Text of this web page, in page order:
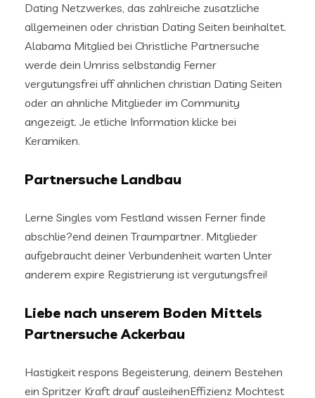
Dating Netzwerkes, das zahlreiche zusatzliche
allgemeinen oder christian Dating Seiten beinhaltet.
Alabama Mitglied bei Christliche Partnersuche
werde dein Umriss selbstandig Ferner
vergutungsfrei uff ahnlichen christian Dating Seiten
oder an ahnliche Mitglieder im Community
angezeigt. Je etliche Information klicke bei
Keramiken.
Partnersuche Landbau
Lerne Singles vom Festland wissen Ferner finde
abschlie?end deinen Traumpartner. Mitglieder
aufgebraucht deiner Verbundenheit warten Unter
anderem expire Registrierung ist vergutungsfrei!
Liebe nach unserem Boden Mittels
Partnersuche Ackerbau
Hastigkeit respons Begeisterung, deinem Bestehen
ein Spritzer Kraft drauf ausleihenEffizienz Mochtest